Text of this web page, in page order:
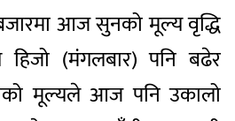
आज सुनको मूल्य वृद्धि
(मंगलबार) पनि बढेर
मूल्यले आज पनि उकालो